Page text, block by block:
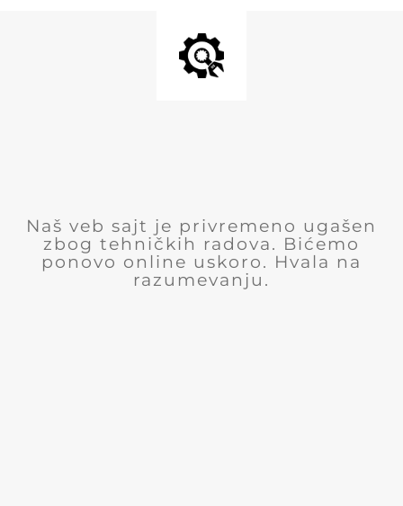
Naš veb sajt je privremeno ugašen
zbog tehničkih radova. Bićemo
ponovo online uskoro. Hvala na
razumevanju.